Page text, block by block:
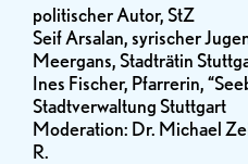
politischer Autor, StZ
Seif Arsalan, syrischer
Meergans, Stadträtin
Ines Fischer, Pfarrerin,
Stadtverwaltung Stuttgart
Moderation: Dr. Michael
R.